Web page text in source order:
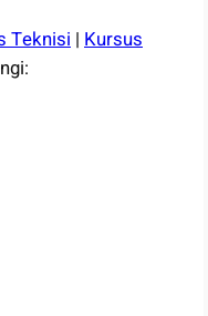
Teknisi | Kursus